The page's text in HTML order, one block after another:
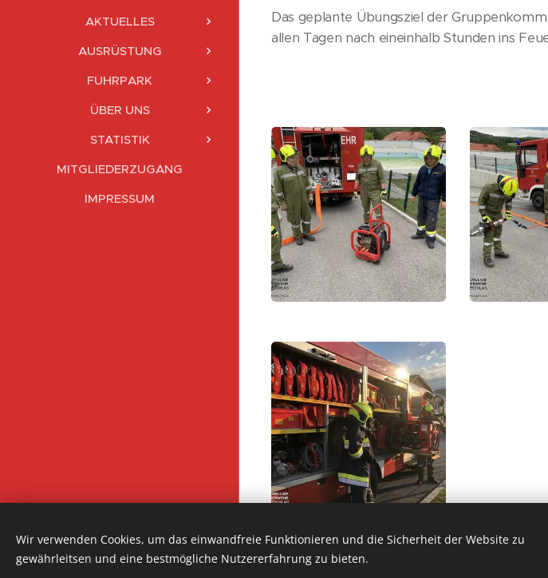
AKTUELLES
AUSRÜSTUNG
FUHRPARK
ÜBER UNS
STATISTIK
MITGLIEDERZUGANG
IMPRESSUM
Das geplante Übungsziel der
allen Tagen nach eineinhalb Stunden ins
7435 Unterkohlstätten
Holzschlag 150
Wir verwenden Cookies, um das einwandfreie Funktionieren und die Sicherheit der Website zu
gewährleitsen und eine bestmögliche Nutzererfahrung zu bieten.